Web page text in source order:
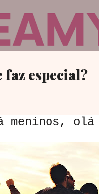
Pular para o
faz especial?
meninos,